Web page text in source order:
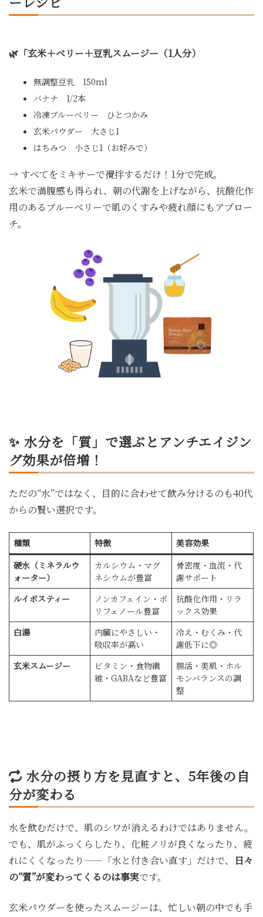
🌿「玄米＋ベリー＋豆乳スムージー（1人分）
無調整豆乳 150ml
バナナ 1/2本
冷凍ブルーベリー ひとつかみ
玄米パウダー 大さじ1
はちみつ 小さじ1（お好みで）
→ すべてをミキサーで攪拌するだけ！1分で完成。
玄米で満腹感も得られ、朝の代謝を上げながら、抗酸化作
用のあるブルーベリーで肌のくすみや疲れ顔にもアプロー
チ。
✨ 水分を「質」で選ぶとアンチエイジン
グ効果が倍増！
ただの“水”ではなく、目的に合わせて飲み分けるのも40代
からの賢い選択です。
種類 特徴
美容効果
硬水（ミネラルウ
ォーター）
カルシウム・マグ
ネシウムが豊富
骨密度・血流・代
謝サポート
ルイボスティー
ノンカフェイン・ポ
リフェノール豊富
抗酸化作用・リラ
ックス効果
白湯
内臓にやさしい・
吸収率が高い
冷え・むくみ・代
謝低下に◎
玄米スムージー
ビタミン・食物繊
維・GABAなど豊富
腸活・美肌・ホル
モンバランスの調
整
🔁 水分の摂り方を見直すと、5年後の自
分が変わる
水を飲むだけで、肌のシワが消えるわけではありません。
でも、肌がふっくらしたり、化粧ノリが良くなったり、疲
れにくくなったり——「水と付き合い直す」だけで、
日々
の“質”が変わってくるのは事実です。
玄米パウダーを使ったスムージーは、忙しい朝の中でも手